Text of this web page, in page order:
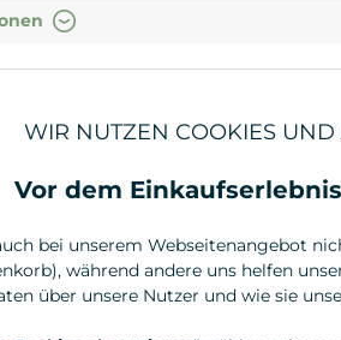
3.995,00 €* / 1 Liter
WIR NUTZEN COOKIES
Vor dem
bei unserem Webseitenangebot
während andere uns helfen
über unsere Nutzer und wie sie